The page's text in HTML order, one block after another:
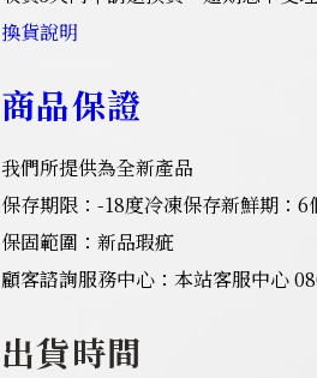
換貨說明
商品保證
我們所提供為全新產品
保存期限：-18度冷凍保存新鮮期：6
保固範圍：新品瑕疵
顧客諮詢服務中心：本站客服中心
出貨時間